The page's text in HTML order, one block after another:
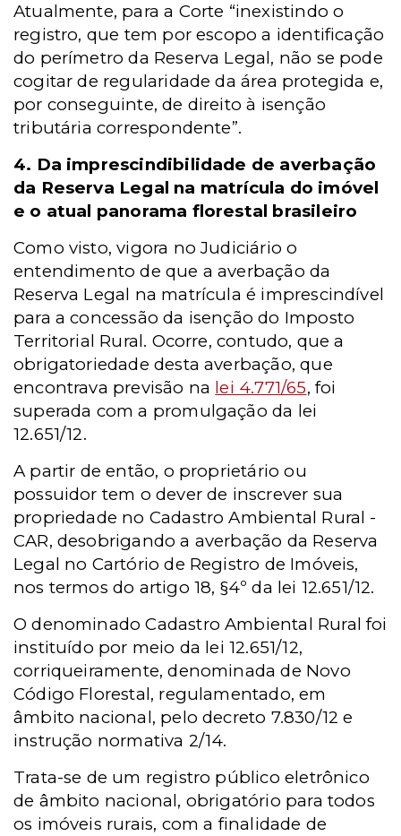
Atualmente, para a Corte “inexistindo o
registro, que tem por escopo a identificação
do perímetro da Reserva Legal, não se pode
cogitar de regularidade da área protegida e,
por conseguinte, de direito à isenção
tributária correspondente”.
4. Da imprescindibilidade de averbação
da Reserva Legal na matrícula do imóvel
e o atual panorama florestal brasileiro
Como visto, vigora no Judiciário o
entendimento de que a averbação da
Reserva Legal na matrícula é imprescindível
para a concessão da isenção do Imposto
Territorial Rural. Ocorre, contudo, que a
obrigatoriedade desta averbação, que
encontrava previsão na lei 4.771/65, foi
superada com a promulgação da lei
12.651/12.
A partir de então, o proprietário ou
possuidor tem o dever de inscrever sua
propriedade no Cadastro Ambiental Rural -
CAR, desobrigando a averbação da Reserva
Legal no Cartório de Registro de Imóveis,
nos termos do artigo 18, §4º da lei 12.651/12.
O denominado Cadastro Ambiental Rural foi
instituído por meio da lei 12.651/12,
corriqueiramente, denominada de Novo
Código Florestal, regulamentado, em
âmbito nacional, pelo decreto 7.830/12 e
instrução normativa 2/14.
Trata-se de um registro público eletrônico
de âmbito nacional, obrigatório para todos
os imóveis rurais, com a finalidade de